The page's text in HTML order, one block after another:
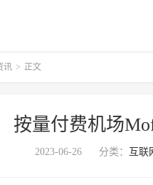
讯 > 正文
按量付费机场
2023-06-26 分类： 互联